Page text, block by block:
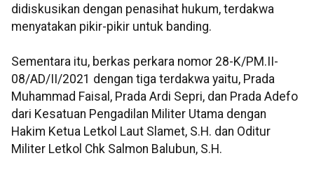
didiskusikan dengan penasihat hukum, terdakwa
menyatakan pikir-pikir untuk banding.
Sementara itu, berkas perkara nomor 28-K/PM.II-
08/AD/II/2021 dengan tiga terdakwa yaitu, Prada
Muhammad Faisal, Prada Ardi Sepri, dan Prada Adefo
dari Kesatuan Pengadilan Militer Utama dengan
Hakim Ketua Letkol Laut Slamet, S.H. dan Oditur
Militer Letkol Chk Salmon Balubun, S.H.